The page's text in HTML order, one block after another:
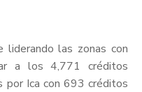
liderando las zonas con
a los 4,771 créditos
por Ica con 693 créditos